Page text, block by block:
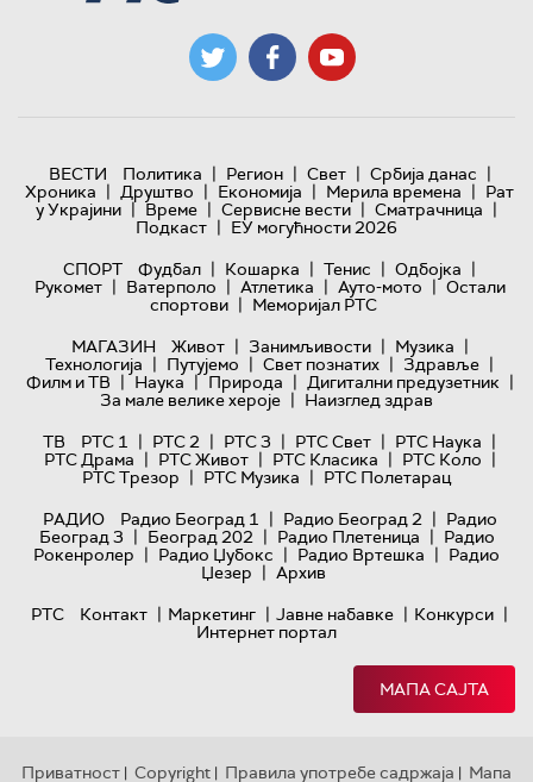
ВЕСТИ Политика | Регион | Свет | Србија данас |
Хроника | Друштво | Економија | Мерила времена | Рат
у Украјини | Време | Сервисне вести | Сматрачница |
Подкаст | ЕУ могућности 2026
СПОРТ
Фудбал | Кошарка | Тенис | Одбојка |
Рукомет | Ватерполо | Атлетика | Ауто-мото | Остали
спортови | Меморијал РТС
МАГАЗИН
Живот | Занимљивости | Музика |
Технологијa | Путујемо | Свет познатих | Здравље |
Филм и ТВ | Наука | Природа | Дигитални предузетник |
За мале велике хероје | Наизглед здрав
ТВ
РТС 1 | РТС 2 | РТС 3 | РТС Свет | РТС Наука |
РТС Драма | РТС Живот | РТС Класика | РТС Коло |
РТС Трезор | РТС Музика | РТС Полетарац
РАДИО
Радио Београд 1 | Радио Београд 2 | Радио
Београд 3 | Београд 202 | Радио Плетеница | Радио
Рокенролер | Радио Џубокс | Радио Вртешка | Радио
Џезер | Архив
РТС
Контакт | Маркетинг | Јавне набавке | Конкурси |
Интернет портал
МАПА САЈТА
Приватност | Copyright | Правила употребе садржаја | Мапа